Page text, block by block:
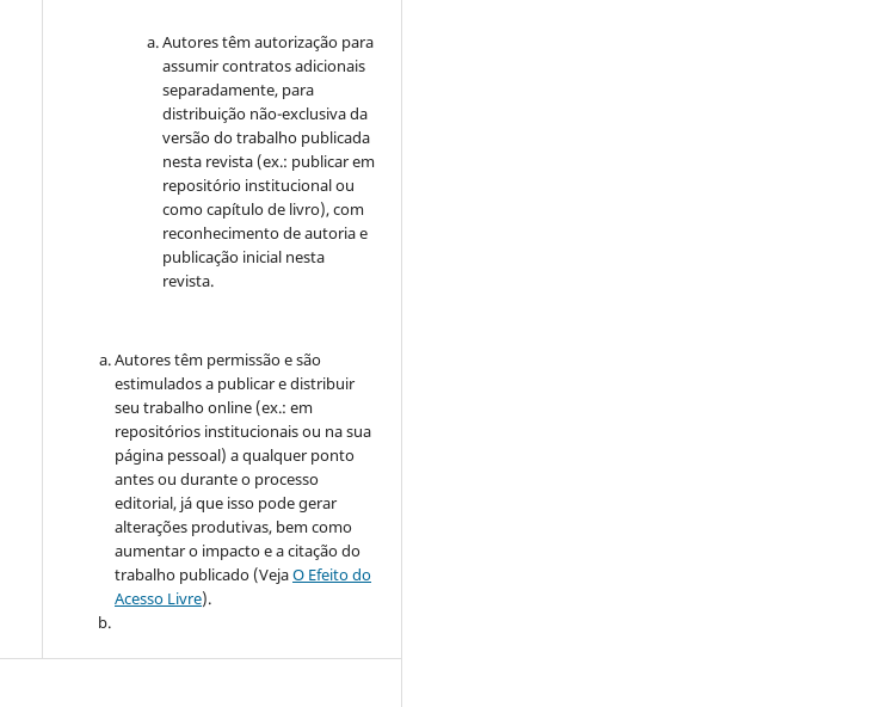
Autores têm autorização para
assumir contratos adicionais
separadamente, para
distribuição não-exclusiva da
versão do trabalho publicada
nesta revista (ex.: publicar em
repositório institucional ou
como capítulo de livro), com
reconhecimento de autoria e
publicação inicial nesta
revista.
Autores têm permissão e são
estimulados a publicar e distribuir
seu trabalho online (ex.: em
repositórios institucionais ou na sua
página pessoal) a qualquer ponto
antes ou durante o processo
editorial, já que isso pode gerar
alterações produtivas, bem como
aumentar o impacto e a citação do
trabalho publicado (VejaO Efeito do
Acesso Livre).